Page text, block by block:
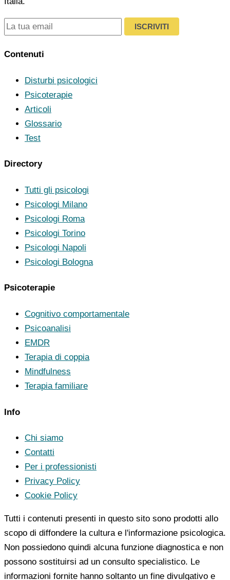
ISCRIVITI
Contenuti
Disturbi psicologici
Psicoterapie
Articoli
Glossario
Test
Directory
Tutti gli psicologi
Psicologi Milano
Psicologi Roma
Psicologi Torino
Psicologi Napoli
Psicologi Bologna
Psicoterapie
Cognitivo comportamentale
Psicoanalisi
EMDR
Terapia di coppia
Mindfulness
Terapia familiare
Info
Chi siamo
Contatti
Per i professionisti
Privacy Policy
Cookie Policy
Tutti i contenuti presenti in questo sito sono prodotti allo
scopo di diffondere la cultura e l'informazione psicologica.
Non possiedono quindi alcuna funzione diagnostica e non
possono sostituirsi ad un consulto specialistico. Le
informazioni fornite hanno soltanto un fine divulgativo e